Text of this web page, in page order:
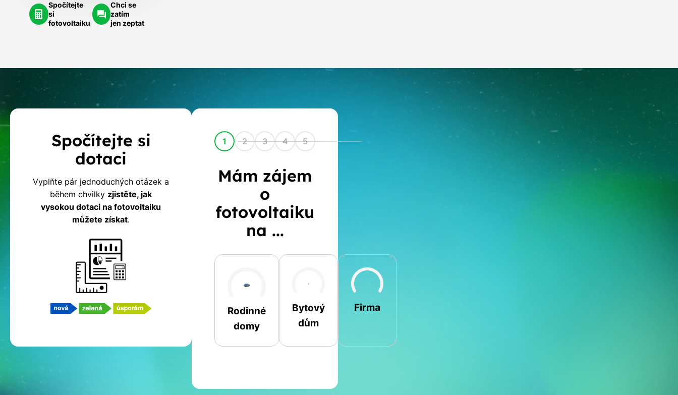
Spočítejte
si
fotovoltaiku
Chci se
zatím
jen zeptat
Kalkulačka
dotací
na
fotovoltaiku
Spočítejte si
dotaci
Vyplňte pár jednoduchých otázek a
během chvilky zjistěte, jak
vysokou dotaci na fotovoltaiku
můžete získat.
1 2 3 4 5
Mám zájem
o
fotovoltaiku
na ...
Rodinné
domy
Bytový
dům
Firma
Jiná
Jméno a příjmení